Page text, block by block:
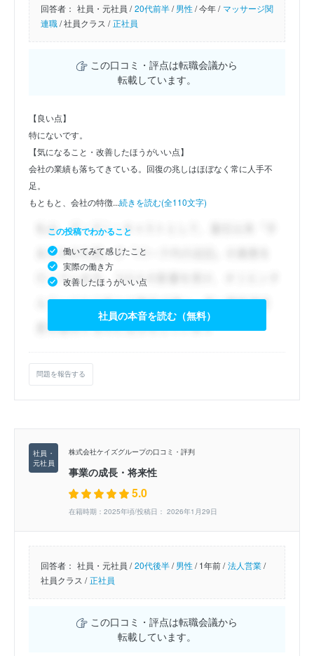
回答者： 社員・元社員 / 20代前半/男性/今年 / マッサージ関
連職/社員クラス / 正社員
この口コミ・評点は転職会議から
転載しています。
【良い点】
特にないです。
【気になること・改善したほうがいい点】
会社の業績も落ちてきている。回復の兆しはほぼなく常に人手不
足。
もともと、会社の特徴...続きを読む(全110文字)
この投稿でわかること
働いてみて感じたこと
実際の働き方
改善したほうがいい点
社員の本音を読む（無料）
問題を報告する
株式会社ケイズグループの口コミ・評判
事業の成長・将来性
5.0
在籍時期：2025年頃/投稿日： 2026年1月29日
回答者： 社員・元社員 / 20代後半/男性/1年前 / 法人営業/
社員クラス / 正社員
この口コミ・評点は転職会議から
転載しています。